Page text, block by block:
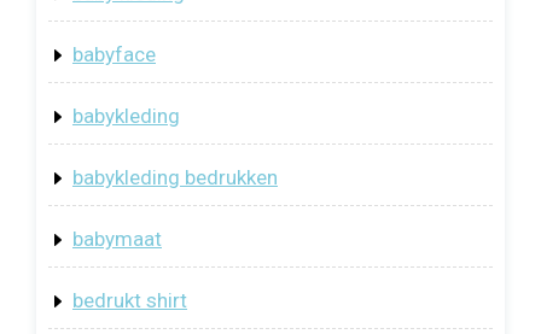
babyface
babykleding
babykleding bedrukken
babymaat
bedrukt shirt